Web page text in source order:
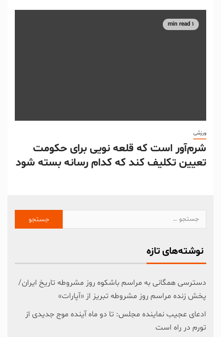
1 min read
ورزشی
شرم‌آور است که قلعه نویی برای حکومت
تعیین تکلیف کند که کدام رسانه بسته شود
نوشته‌های تازه
دسترسی همگانی به مراسم باشکوه روز مشروطه تاریخ ایران/
پخش زنده مراسم روز مشروطه تبریز از «آپارات»
ادعای عجیب نماینده مجلس: تا دو ماه آینده موج جدیدی از
تورم در راه است